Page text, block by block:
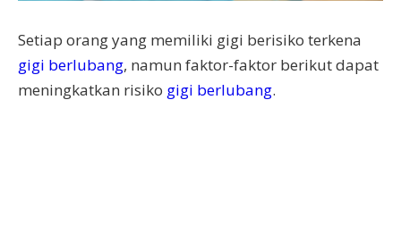
Setiap orang yang memiliki gigi berisiko terkena
gigi berlubang, namun faktor-faktor berikut dapat
meningkatkan risiko gigi berlubang.